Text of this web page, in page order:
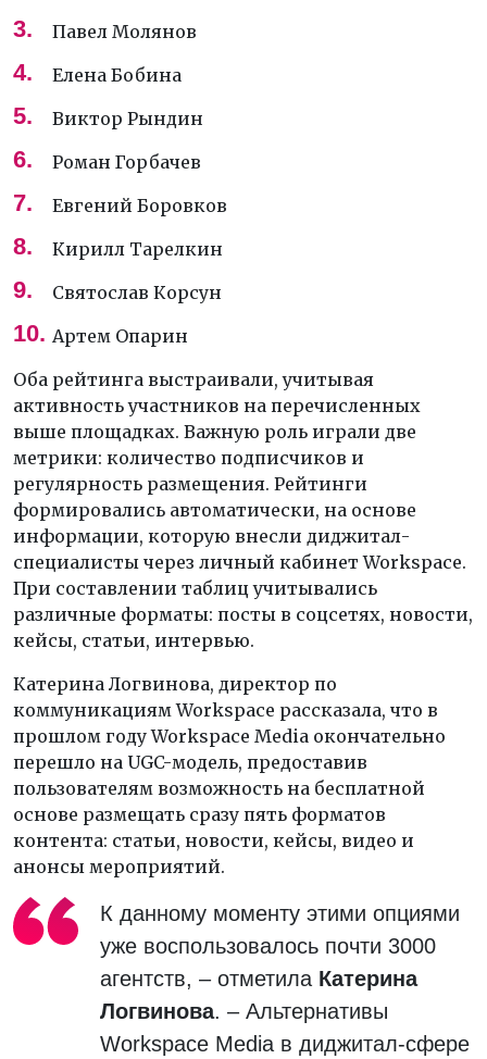
Павел Молянов
Елена Бобина
Виктор Рындин
Роман Горбачев
Евгений Боровков
Кирилл Тарелкин
Святослав Корсун
Артем Опарин
Оба рейтинга выстраивали, учитывая
активность участников на перечисленных
выше площадках. Важную роль играли две
метрики: количество подписчиков и
регулярность размещения. Рейтинги
формировались автоматически, на основе
информации, которую внесли диджитал-
специалисты через личный кабинет Workspace.
При составлении таблиц учитывались
различные форматы: посты в соцсетях, новости,
кейсы, статьи, интервью.
Катерина Логвинова, директор по
коммуникациям Workspace рассказала, что в
прошлом году Workspace Media окончательно
перешло на UGC-модель, предоставив
пользователям возможность на бесплатной
основе размещать сразу пять форматов
контента: статьи, новости, кейсы, видео и
анонсы мероприятий.
К данному моменту этими опциями
уже воспользовалось почти 3000
агентств, – отметила Катерина
Логвинова. – Альтернативы
Workspace Media в диджитал-сфере